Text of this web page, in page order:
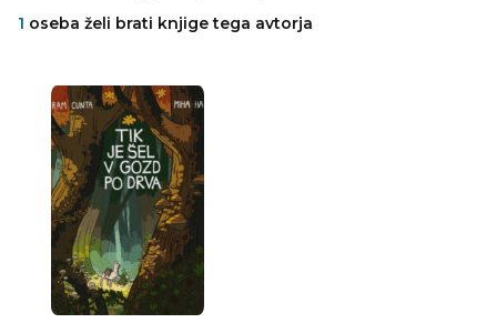
1 oseba želi brati knjige tega avtorja